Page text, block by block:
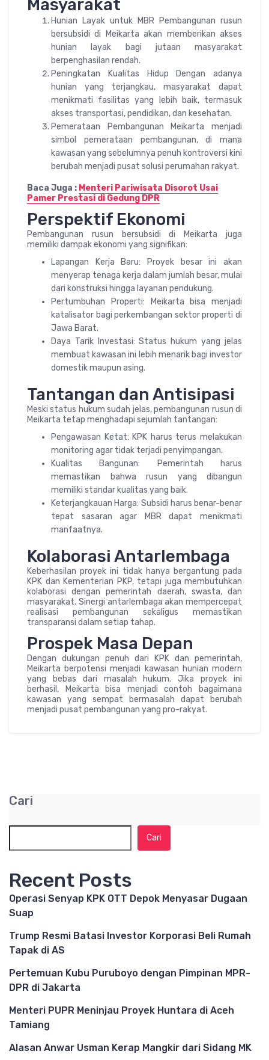
Masyarakat
Hunian Layak untuk MBR Pembangunan rusun
bersubsidi di Meikarta akan memberikan akses
hunian layak bagi jutaan masyarakat
berpenghasilan rendah.
Peningkatan Kualitas Hidup Dengan adanya
hunian yang terjangkau, masyarakat dapat
menikmati fasilitas yang lebih baik, termasuk
akses transportasi, pendidikan, dan kesehatan.
Pemerataan Pembangunan Meikarta menjadi
simbol pemerataan pembangunan, di mana
kawasan yang sebelumnya penuh kontroversi kini
berubah menjadi pusat solusi perumahan rakyat.
Baca Juga : Menteri Pariwisata Disorot Usai
Pamer Prestasi di Gedung DPR
Perspektif Ekonomi
Pembangunan rusun bersubsidi di Meikarta juga
memiliki dampak ekonomi yang signifikan:
Lapangan Kerja Baru: Proyek besar ini akan
menyerap tenaga kerja dalam jumlah besar, mulai
dari konstruksi hingga layanan pendukung.
Pertumbuhan Properti: Meikarta bisa menjadi
katalisator bagi perkembangan sektor properti di
Jawa Barat.
Daya Tarik Investasi: Status hukum yang jelas
membuat kawasan ini lebih menarik bagi investor
domestik maupun asing.
Tantangan dan Antisipasi
Meski status hukum sudah jelas, pembangunan rusun di
Meikarta tetap menghadapi sejumlah tantangan:
Pengawasan Ketat: KPK harus terus melakukan
monitoring agar tidak terjadi penyimpangan.
Kualitas Bangunan: Pemerintah harus
memastikan bahwa rusun yang dibangun
memiliki standar kualitas yang baik.
Keterjangkauan Harga: Subsidi harus benar-benar
tepat sasaran agar MBR dapat menikmati
manfaatnya.
Kolaborasi Antarlembaga
Keberhasilan proyek ini tidak hanya bergantung pada
KPK dan Kementerian PKP, tetapi juga membutuhkan
kolaborasi dengan pemerintah daerah, swasta, dan
masyarakat. Sinergi antarlembaga akan mempercepat
realisasi pembangunan sekaligus memastikan
transparansi dalam setiap tahap.
Prospek Masa Depan
Dengan dukungan penuh dari KPK dan pemerintah,
Meikarta berpotensi menjadi kawasan hunian modern
yang bebas dari masalah hukum. Jika proyek ini
berhasil, Meikarta bisa menjadi contoh bagaimana
kawasan yang sempat bermasalah dapat berubah
menjadi pusat pembangunan yang pro-rakyat.
Cari
Cari
Recent Posts
Operasi Senyap KPK OTT Depok Menyasar Dugaan
Suap
Trump Resmi Batasi Investor Korporasi Beli Rumah
Tapak di AS
Pertemuan Kubu Puruboyo dengan Pimpinan MPR-
DPR di Jakarta
Menteri PUPR Meninjau Proyek Huntara di Aceh
Tamiang
Alasan Anwar Usman Kerap Mangkir dari Sidang MK